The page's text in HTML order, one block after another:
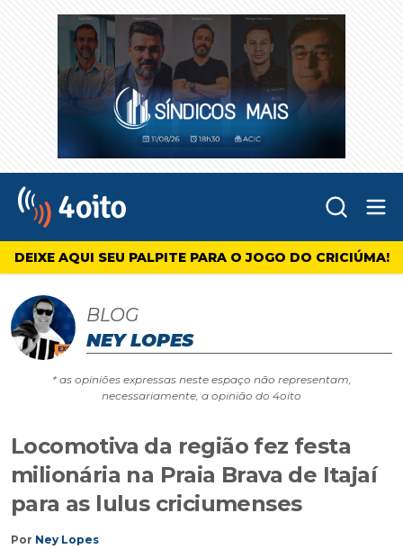
4oito
DEIXE AQUI SEU PALPITE PARA O JOGO DO CRICIÚMA!
BLOG
* as opiniões expressas neste espaço não representam,
necessariamente, a opinião do 4oito
Locomotiva da região fez festa
para as lulus criciumenses
PorNey Lopes
13/12/2021 - 06:55
Atualizado em 13/12/2021 - 20:39